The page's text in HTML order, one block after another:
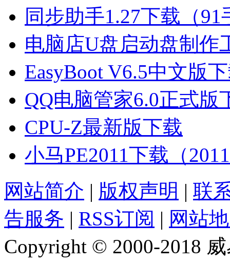
同步助手1.27下载（
电脑店U盘启动盘制作
EasyBoot V6.5中文版
QQ电脑管家6.0正式版
CPU-Z最新版下载
小马PE2011下载（
网站简介 | 版权声明 | 联
告服务 | RSS订阅 | 网站
Copyright © 2000-2018